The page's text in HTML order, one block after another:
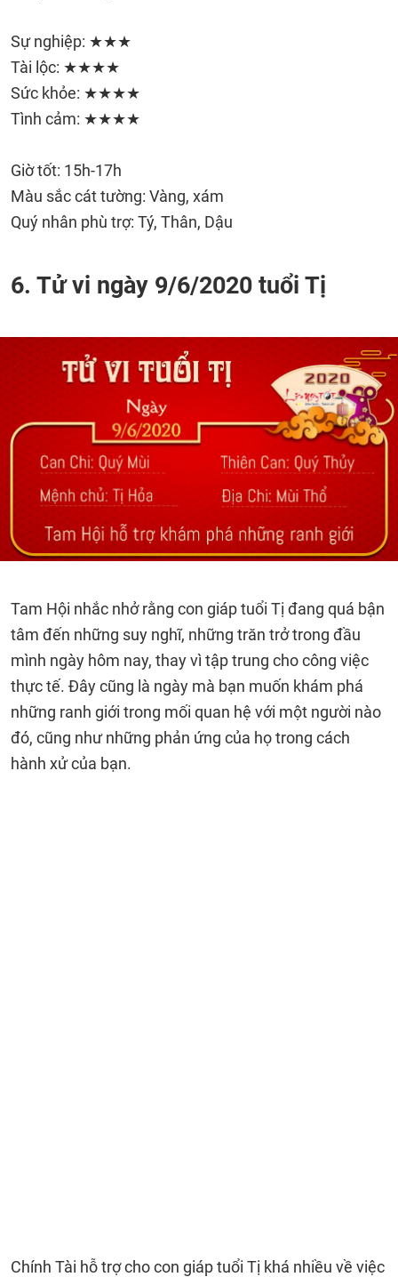
Sự nghiệp: ★★★
Tài lộc: ★★★★
Sức khỏe: ★★★★
Tình cảm: ★★★★
Giờ tốt: 15h-17h
Màu sắc cát tường: Vàng, xám
Quý nhân phù trợ: Tý, Thân, Dậu
6. Tử vi ngày 9/6/2020 tuổi Tị
Tam Hội nhắc nhở rằng con giáp tuổi Tị đang quá bận
tâm đến những suy nghĩ, những trăn trở trong đầu
mình ngày hôm nay, thay vì tập trung cho công việc
thực tế. Đây cũng là ngày mà bạn muốn khám phá
những ranh giới trong mối quan hệ với một người nào
đó, cũng như những phản ứng của họ trong cách
hành xử của bạn.
Chính Tài hỗ trợ cho con giáp tuổi Tị khá nhiều về việc